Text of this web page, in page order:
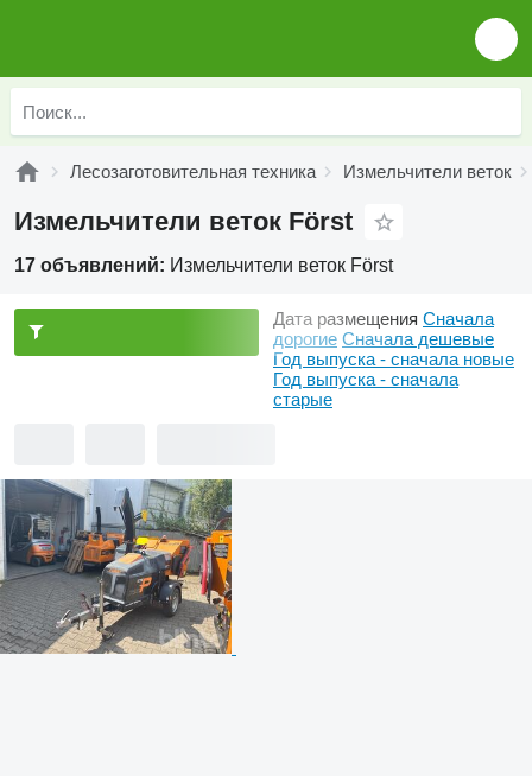
Лесозаготовительная техника Измельчители веток
Измельчители веток Först
17 объявлений: Измельчители веток Först
Дата размещения Сначала
дорогие Сначала дешевые
Год выпуска - сначала новые
Год выпуска - сначала
старые